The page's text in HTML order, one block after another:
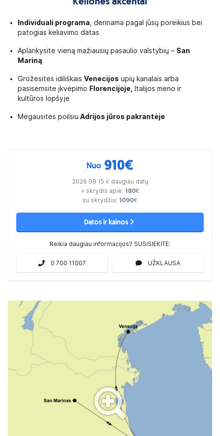
Kelionės akcentai
Individuali programa , derinama pagal jūsų poreikius bei
patogias keliavimo datas
Aplankysite vieną mažiausių pasaulio valstybių – San
Mariną
Grožėsitės idiliškais Venecijos upių kanalais arba
pasisemsite įkvėpimo Florencijoje,
Italijos meno ir
kultūros lopšyje
Mėgausitės poilsiu Adrijos jūros pakrantėje
Nuo 910€
2026 08 15 ir daugiau datų
+ skrydis apie: 180€
su skrydžiu: 1090€
Datos ir kainos
Reikia daugiau informacijos? SUSISIEKITE:
0 700 11007 UŽKLAUSA